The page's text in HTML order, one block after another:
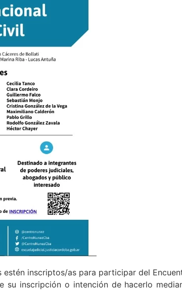
inscriptos/as para participar del
su inscripción o intención de hacerlo